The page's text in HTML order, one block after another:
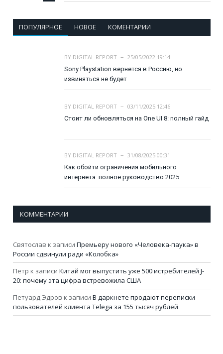
ПОПУЛЯРНОЕ НОВОЕ КОМЕНТАРИИ
BY DIGITAL REPORT
25/05/2022 19:14
Sony Playstation вернется в Россию, но
извиняться не будет
BY DIGITAL REPORT
03/11/2025 12:46
Стоит ли обновляться на One UI 8: полный гайд
BY DIGITAL REPORT
31/08/2025 00:31
Как обойти ограничения мобильного
интернета: полное руководство 2025
КОММЕНТАРИИ
Святослав к записи Премьеру нового «Человека-паука» в
России сдвинули ради «Колобка»
Петр к записи Китай мог выпустить уже 500 истребителей J-
20: почему эта цифра встревожила США
Петуард Эдров к записи В даркнете продают переписки
пользователей клиента Telega за 155 тысяч рублей